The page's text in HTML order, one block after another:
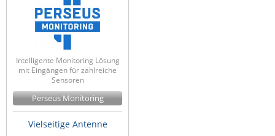
Intelligente Monitoring Lösung
mit Eingängen für zahlreiche
Sensoren
Perseus Monitoring
Vielseitige Antenne